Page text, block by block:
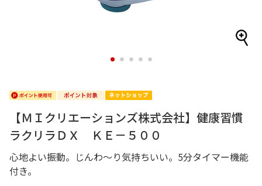
1 2 3 4 5
【ＭＩクリエーションズ株式会社】健康習慣
ラクリラＤＸ ＫＥ－５００
心地よい振動。じんわ～り気持ちいい。5分タイマー機能
付き。